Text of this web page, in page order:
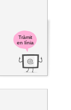
Tràmit
en línia